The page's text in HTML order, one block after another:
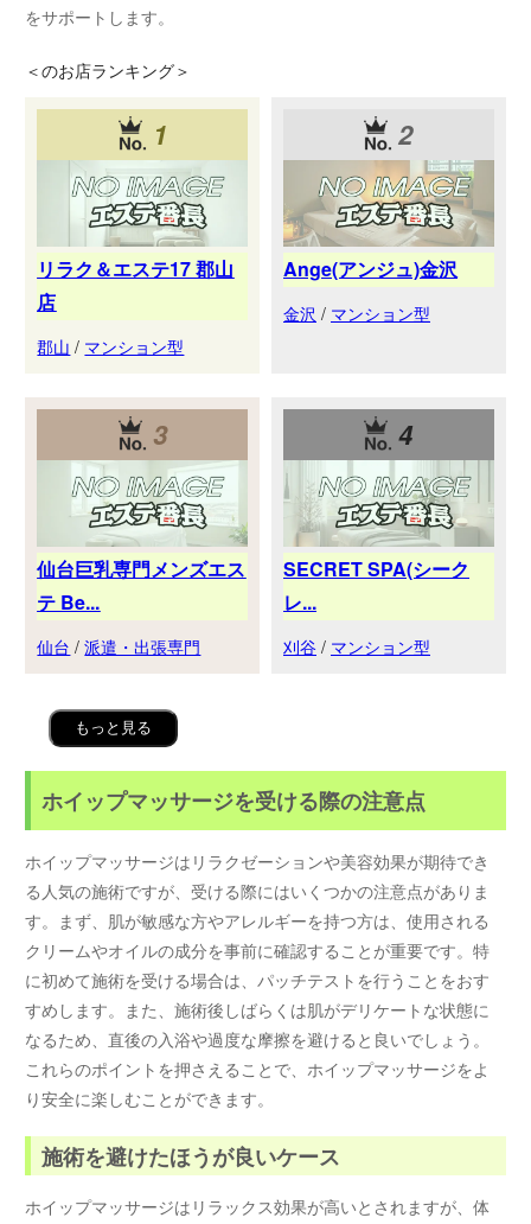
をサポートします。
＜のお店ランキング＞
1
リラク＆エステ17 郡山
店
郡山 / マンション型
2
Ange(アンジュ)金沢
金沢 / マンション型
3
仙台巨乳専門メンズエス
テ Be...
仙台 /派遣・出張専門
4
SECRET SPA(シーク
レ...
刈谷 / マンション型
もっと見る
ホイップマッサージを受ける際の注意点
ホイップマッサージはリラクゼーションや美容効果が期待でき
る人気の施術ですが、受ける際にはいくつかの注意点がありま
す。まず、肌が敏感な方やアレルギーを持つ方は、使用される
クリームやオイルの成分を事前に確認することが重要です。特
に初めて施術を受ける場合は、パッチテストを行うことをおす
すめします。また、施術後しばらくは肌がデリケートな状態に
なるため、直後の入浴や過度な摩擦を避けると良いでしょう。
これらのポイントを押さえることで、ホイップマッサージをよ
り安全に楽しむことができます。
施術を避けたほうが良いケース
ホイップマッサージはリラックス効果が高いとされますが、体